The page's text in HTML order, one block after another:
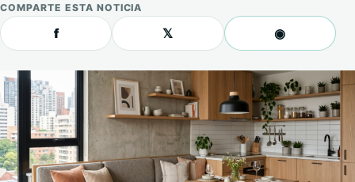
COMPARTE ESTA NOTICIA
f 𝕏 ◉